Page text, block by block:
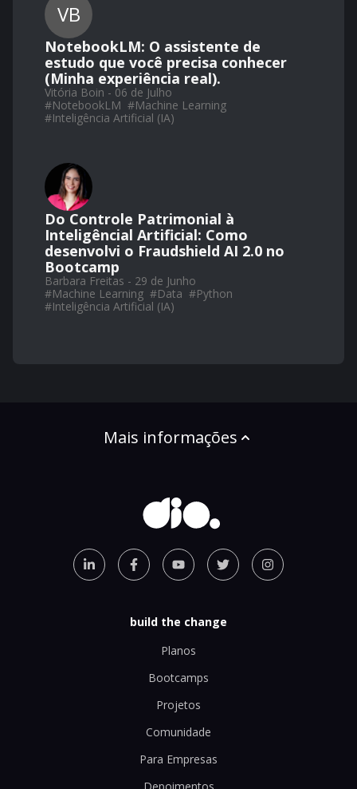
VB
NotebookLM: O assistente de
estudo que você precisa conhecer
(Minha experiência real).
Vitória Boin - 06 de Julho
#NotebookLM #Machine Learning
#Inteligência Artificial (IA)
Do Controle Patrimonial à
Inteligêncial Artificial: Como
desenvolvi o Fraudshield AI 2.0 no
Bootcamp
Barbara Freitas - 29 de Junho
#Machine Learning #Data #Python
#Inteligência Artificial (IA)
Mais informações
build the change
Planos
Bootcamps
Projetos
Comunidade
Para Empresas